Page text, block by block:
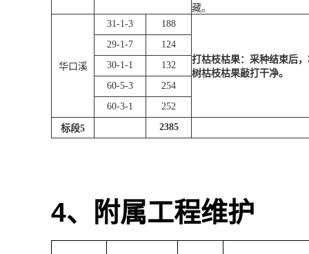
藏。
华口溪
31-1-3 188
打枯枝枯果：采种结束后
树枯枝枯果敲打干净。
29-1-7
124
30-1-1
132
60-5-3
254
60-3-1
252
标段5 2385
4、附属工程维护